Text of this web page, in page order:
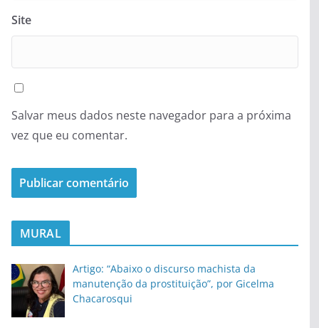
Site
Salvar meus dados neste navegador para a próxima
vez que eu comentar.
MURAL
Artigo: “Abaixo o discurso machista da
manutenção da prostituição”, por Gicelma
Chacarosqui